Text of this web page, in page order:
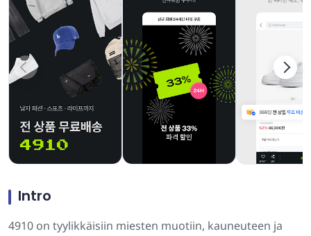
Intro
4910 on tyylikkäisiin miesten muotiin, kauneuteen ja